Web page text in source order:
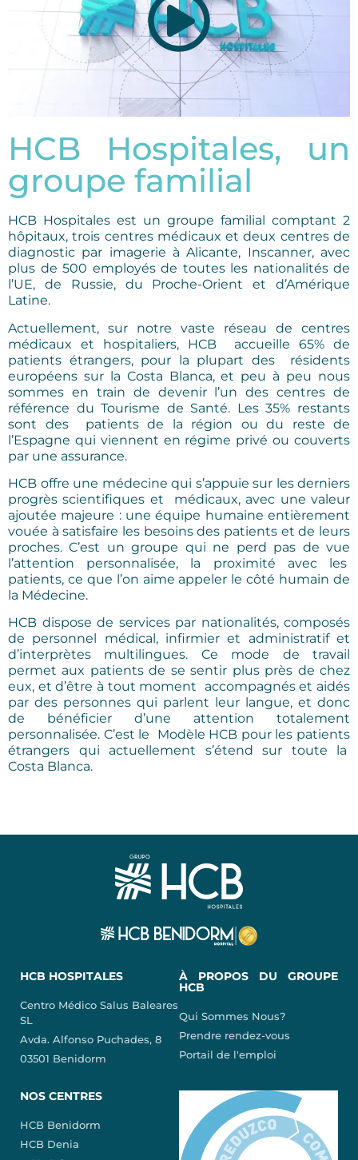
HCB Hospitales, un
groupe familial
HCB Hospitales est un groupe familial comptant 2
hôpitaux, trois centres médicaux et deux centres de
diagnostic par imagerie à Alicante, Inscanner, avec
plus de 500 employés de toutes les nationalités de
l’UE, de Russie, du Proche-Orient et d’Amérique
Latine.
Actuellement, sur notre vaste réseau de centres
médicaux et hospitaliers, HCB accueille 65% de
patients étrangers, pour la plupart des résidents
européens sur la Costa Blanca, et peu à peu nous
sommes en train de devenir l’un des centres de
référence du Tourisme de Santé. Les 35% restants
sont des patients de la région ou du reste de
l’Espagne qui viennent en régime privé ou couverts
par une assurance.
HCB offre une médecine qui s’appuie sur les derniers
progrès scientifiques et médicaux, avec une valeur
ajoutée majeure : une équipe humaine entièrement
vouée à satisfaire les besoins des patients et de leurs
proches. C’est un groupe qui ne perd pas de vue
l’attention personnalisée, la proximité avec les
patients, ce que l’on aime appeler le côté humain de
la Médecine.
HCB dispose de services par nationalités, composés
de personnel médical, infirmier et administratif et
d’interprètes multilingues. Ce mode de travail
permet aux patients de se sentir plus près de chez
eux, et d’être à tout moment accompagnés et aidés
par des personnes qui parlent leur langue, et donc
de bénéficier d’une attention totalement
personnalisée. C’est le Modèle HCB pour les patients
étrangers qui actuellement s’étend sur toute la
Costa Blanca.
HCB HOSPITALES
Centro Médico Salus Baleares
SL
Avda. Alfonso Puchades, 8
03501 Benidorm
À PROPOS DU GROUPE
HCB
Qui Sommes Nous?
Prendre rendez-vous
Portail de l'emploi
NOS CENTRES
HCB Benidorm
HCB Denia